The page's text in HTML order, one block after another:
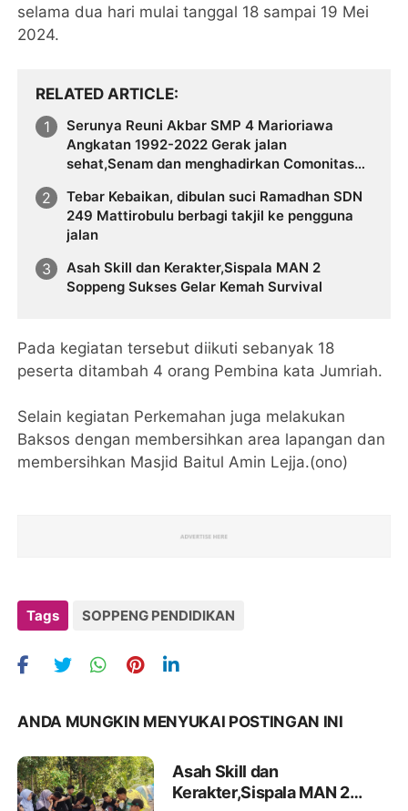
selama dua hari mulai tanggal 18 sampai 19 Mei
2024.
RELATED ARTICLE
Serunya Reuni Akbar SMP 4 Marioriawa
Angkatan 1992-2022 Gerak jalan
sehat,Senam dan menghadirkan Comonitas
Tebar Kebaikan, dibulan suci Ramadhan SDN
249 Mattirobulu berbagi takjil ke pengguna
jalan
Asah Skill dan Kerakter,Sispala MAN 2
Soppeng Sukses Gelar Kemah Survival
Pada kegiatan tersebut diikuti sebanyak 18
peserta ditambah 4 orang Pembina kata Jumriah.
Selain kegiatan Perkemahan juga melakukan
Baksos dengan membersihkan area lapangan dan
membersihkan Masjid Baitul Amin Lejja.(ono)
Tags SOPPENG PENDIDIKAN
ANDA MUNGKIN MENYUKAI POSTINGAN INI
Asah Skill dan
Kerakter,Sispala MAN 2